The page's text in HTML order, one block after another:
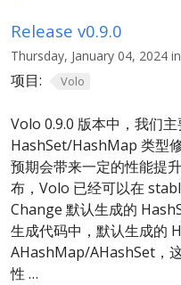
Release v0.9.0
Thursday, January 04, 2024
项目: Volo
Volo 0.9.0 版本中，我们
HashSet/HashMap 类型
预期会带来一定的性能提
布，Volo 已经可以在
Change 默认生成的
生成代码中，默认生成的
AHashMap/AHashSet，
性 …